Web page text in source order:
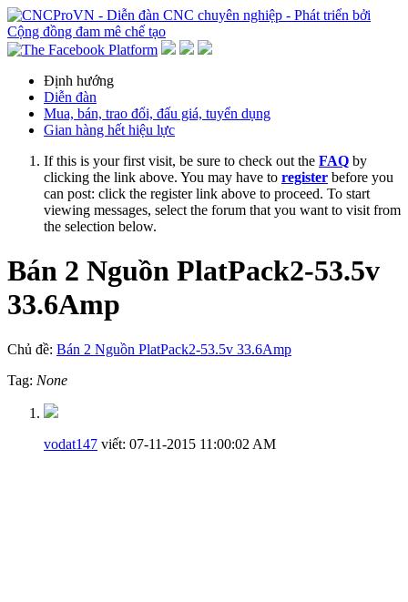
Định hướng
Diễn đàn
Mua, bán, trao đổi, đấu giá, tuyển dụng
Gian hàng hết hiệu lực
If this is your first visit, be sure to check out the FAQ by
clicking the link above. You may have to register before you
can post: click the register link above to proceed. To start
viewing messages, select the forum that you want to visit from
the selection below.
Bán 2 Nguồn PlatPack2-53.5v
33.6Amp
Chủ đề: Bán 2 Nguồn PlatPack2-53.5v 33.6Amp
Tag: None
vodat147 viết: 07-11-2015 11:00:02 AM